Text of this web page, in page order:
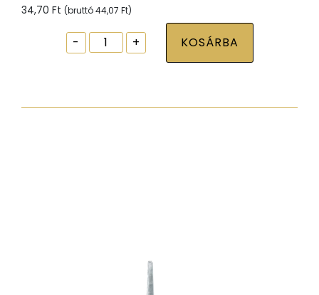
34,70 Ft (bruttó44,07 Ft)
-
Ablak
tokrögzítõ
7,5x92
+ KOSÁRBA